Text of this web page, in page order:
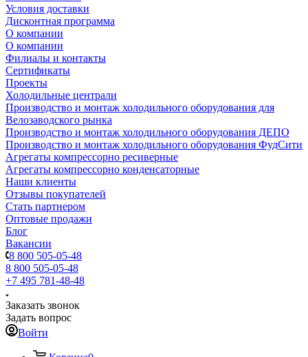
Условия доставки
Дисконтная программа
О компании
О компании
Филиалы и контакты
Сертификаты
Проекты
Холодильные централи
Производство и монтаж холодильного оборудования для
Велозаводского рынка
Производство и монтаж холодильного оборудования ДЕПО
Производство и монтаж холодильного оборудования ФудСити
Агрегаты компрессорно ресиверные
Агрегаты компрессорно конденсаторные
Наши клиенты
Отзывы покупателей
Стать партнером
Оптовые продажи
Блог
Вакансии
8 800 505-05-48
8 800 505-05-48
+7 495 781-48-48
Заказать звонок
Задать вопрос
Войти